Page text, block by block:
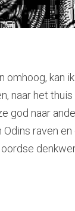
omhoog, kan
naar het
god naar
Odins raven